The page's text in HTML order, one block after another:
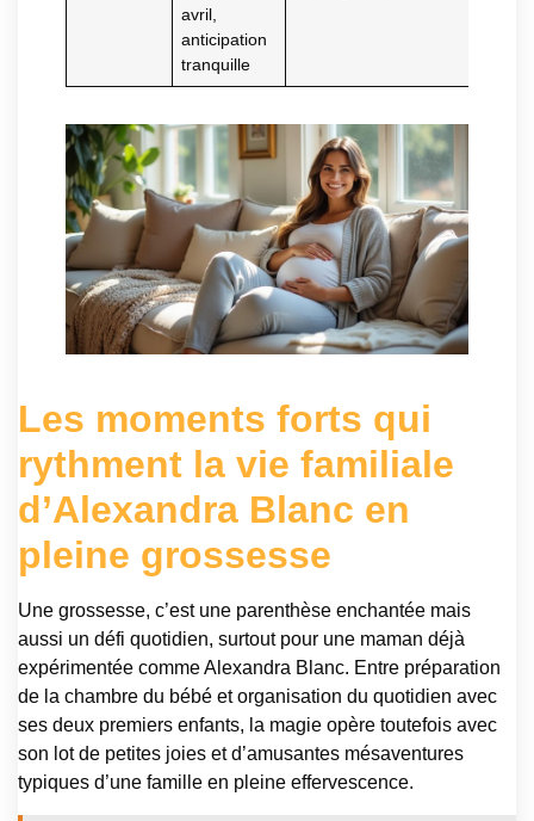
avril,
anticipation
tranquille
Les moments forts qui
rythment la vie familiale
d’Alexandra Blanc en
pleine grossesse
Une grossesse, c’est une parenthèse enchantée mais
aussi un défi quotidien, surtout pour une maman déjà
expérimentée comme Alexandra Blanc. Entre préparation
de la chambre du bébé et organisation du quotidien avec
ses deux premiers enfants, la magie opère toutefois avec
son lot de petites joies et d’amusantes mésaventures
typiques d’une famille en pleine effervescence.